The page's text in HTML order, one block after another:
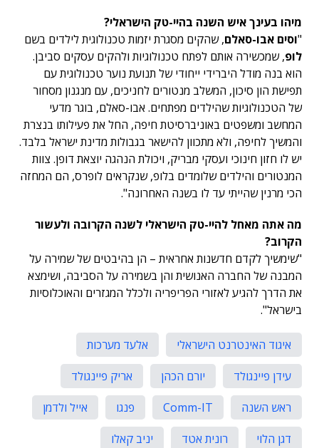
מיהו בעינך איש השנה בהיי-טק הישראלי?
"וסים אבו-סאלם, שהקים מסגרת יזמות טכנולוגית לילדים בשם
לופ, שמכשירה אותם לפתח טכנולוגיות ולהקים עסקים סביבן.
הוא בנה מודל היברידי ייחודי של תנועת נוער טכנולוגית עם
תפישת הון סיכון, המשלב מנטורים לחניכים, עם מנגנון מסחור
של הטכנולוגיות שהילדים מפתחים. אבו-סאלם, בוגר מדעי
המחשב ומשפטים באוניברסיטת חיפה, החל את פעילותו בנצרת
והמשיך לחיפה, ולא מתכוון להישאר בגבולות מדינת ישראל בלבד.
יש לו חזון חינוכי ועסקי מבריק, ויכולת הנהגה יוצאת דופן. צוות
המנטורים והילדים שלומדים בלופ, שנקראים לופרס, הם המחזה
הכי מרנין שהייתי עד לו בשנה האחרונה".
מה אתה מאחל להיי-טק הישראלי לשנה הקרובה ולעשור
הקרוב?
"שימשיך לקדם חדשנות אחראית – הן בהיבטים של שמירה על
המבנה של החברה האנושית והן בשמירה על הסביבה, ושימצא
את הדרך להגיע לאזורי הפריפריה ולכלל המגזרים והאוכלוסיות
בישראל".
איגוד האינטרנט הישראלי
אלעד מערכות
עידן פיינגולד
יורם הכהן
אריק פיינגולד
ראש השנה
Comm-IT‏ פנגו
אייל ולדמן
דגן הלוי
רונית אטד
יניב קאלו